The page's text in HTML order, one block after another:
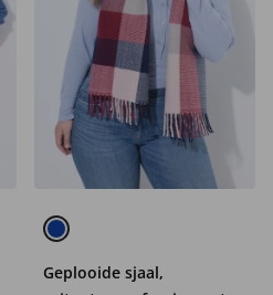
Geplooide sjaal,